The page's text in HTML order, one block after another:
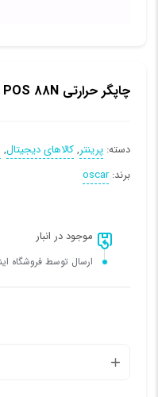
چاپگر حرارتي OSCAR POS 88N
دسته: پرینتر,کالاهای دیجیتال,
برند:oscar
موجود در انبار
ارسال توسط فروشگاه